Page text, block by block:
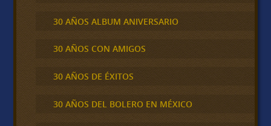
30 AÑOS ALBUM ANIVERSARIO
30 AÑOS CON AMIGOS
30 AÑOS DE ÉXITOS
30 AÑOS DEL BOLERO EN MÉXICO